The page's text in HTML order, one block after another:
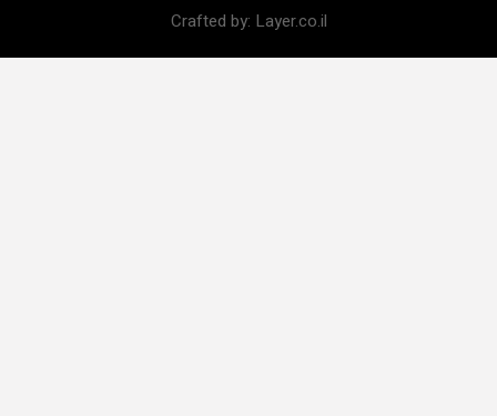
Crafted by: Layer.co.il